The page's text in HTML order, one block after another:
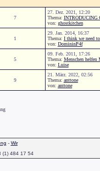
7
27. Dez. 2021, 12:20
Thema: INTRODUCING
von: ghostkitchen
1
29. Jan. 2014, 16:37
Thema: I think we need to
von: DomininP4f
5
09. Feb. 2011, 17:26
Thema: Menschen helfen
von: Luise
9
21. März. 2022, 02:56
Thema: anttone
von: anttone
- Wir
(1) 484 17 54